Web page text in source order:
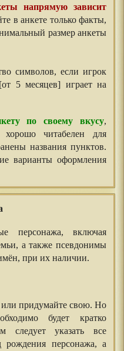
напрямую зависит
в анкете только факты,
размер анкеты
символов, если игрок
5 месяцев] играет на
по своему вкусу,
читабелен для
названия пунктов.
варианты оформления
персонажа, включая
а также псевдонимы
при их наличии.
придумайте свою. Но
будет кратко
следует указать все
рождения персонажа, а